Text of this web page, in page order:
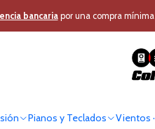
Pianos y Teclados Vientos
bancariapor una compra
Y Percusión Instrumentos